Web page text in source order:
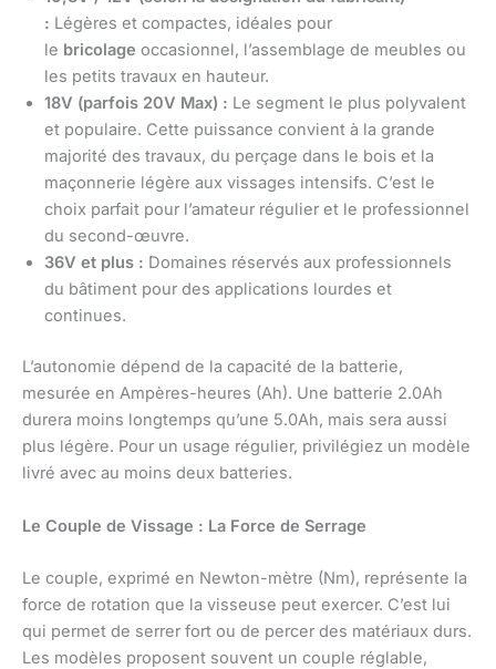
: Légères et compactes, idéales pour
le bricolage occasionnel, l’assemblage de meubles ou
les petits travaux en hauteur.
18V (parfois 20V Max) : Le segment le plus polyvalent
et populaire. Cette puissance convient à la grande
majorité des travaux, du perçage dans le bois et la
maçonnerie légère aux vissages intensifs. C’est le
choix parfait pour l’amateur régulier et le professionnel
du second-œuvre.
36V et plus : Domaines réservés aux professionnels
du bâtiment pour des applications lourdes et
continues.
L’autonomie dépend de la capacité de la batterie,
mesurée en Ampères-heures (Ah). Une batterie 2.0Ah
durera moins longtemps qu’une 5.0Ah, mais sera aussi
plus légère. Pour un usage régulier, privilégiez un modèle
livré avec au moins deux batteries.
Le Couple de Vissage : La Force de Serrage
Le couple, exprimé en Newton-mètre (Nm), représente la
force de rotation que la visseuse peut exercer. C’est lui
qui permet de serrer fort ou de percer des matériaux durs.
Les modèles proposent souvent un couple réglable,